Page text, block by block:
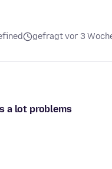
gefragt vor 3
a lot problems